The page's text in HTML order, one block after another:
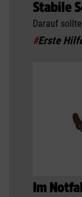
Stabile
Darauf
#Erste
Im